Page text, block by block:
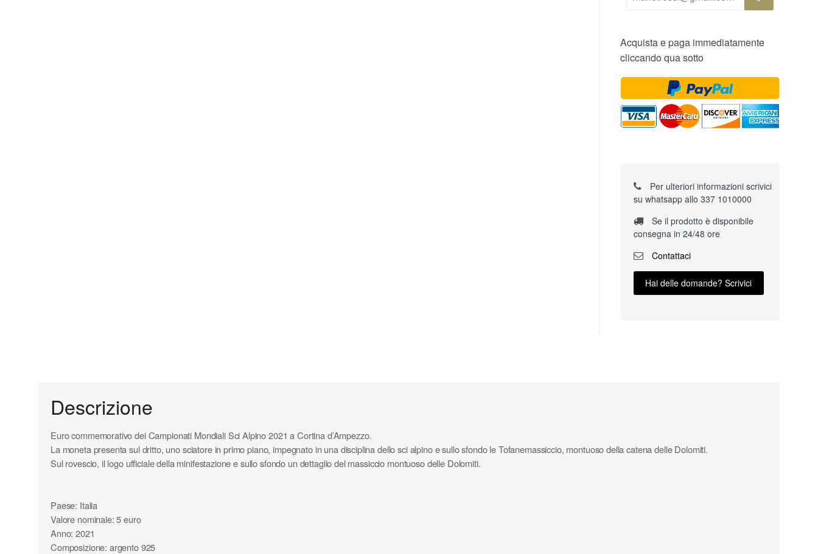
Acquista e paga immediatamente
cliccando qua sotto
Per ulteriori informazioni scrivici
su whatsapp allo 337 1010000
Se il prodotto è disponibile
consegna in 24/48 ore
Contattaci
Hai delle domande? Scrivici
Descrizione
Euro commemorativo dei Campionati Mondiali Sci Alpino 2021 a Cortina d’Ampezzo.
La moneta presenta sul dritto, uno sciatore in primo piano, impegnato in una disciplina dello sci alpino e sullo sfondo le Tofanemassiccio, montuoso della catena delle Dolomiti.
Sul rovescio, il logo ufficiale della minifestazione e sullo sfondo un dettaglio del massiccio montuoso delle Dolomiti.
Paese: Italia
Valore nominale: 5 euro
Anno: 2021
Composizione: argento 925